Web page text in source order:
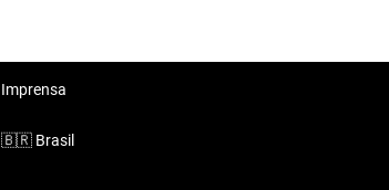
Imprensa
🇧🇷 Brasil